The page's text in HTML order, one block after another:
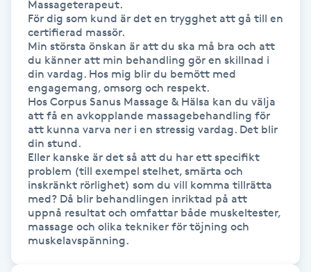
Föning
Gel naglar
Gelenaglar
Gellack
Gellack med förstärkning
Gravidmassage
Gravidyoga
Massageterapeut.
För dig som kund är det en trygghet att gå till en
certifierad massör.
Min största önskan är att du ska må bra och att
du känner att min behandling gör en skillnad i
din vardag. Hos mig blir du bemött med
engagemang, omsorg och respekt.
Hos Corpus Sanus Massage & Hälsa kan du välja
att få en avkopplande massagebehandling för
att kunna varva ner i en stressig vardag. Det blir
din stund.
Eller kanske är det så att du har ett specifikt
problem (till exempel stelhet, smärta och
inskränkt rörlighet) som du vill komma tillrätta
med? Då blir behandlingen inriktad på att
uppnå resultat och omfattar både muskeltester,
massage och olika tekniker för töjning och
muskelavspänning.